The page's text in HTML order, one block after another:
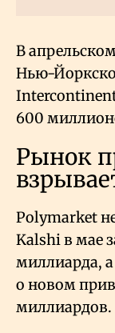
В
Нью-
600
Рынок
Polymarket
Kalshi в мае
миллиарда,
о новом
миллиардов.